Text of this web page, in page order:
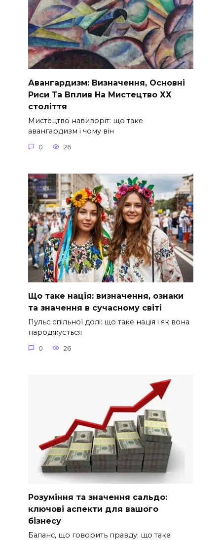
Авангардизм: Визначення, Основні
Риси Та Вплив На Мистецтво ХХ
століття
Мистецтво навиворіт: що таке
авангардизм і чому він
0 26
Що таке нація: визначення, ознаки
та значення в сучасному світі
Пульс спільної долі: що таке нація і як вона
народжується
0 26
Розуміння та значення сальдо:
ключові аспекти для вашого
бізнесу
Баланс, що говорить правду: що таке